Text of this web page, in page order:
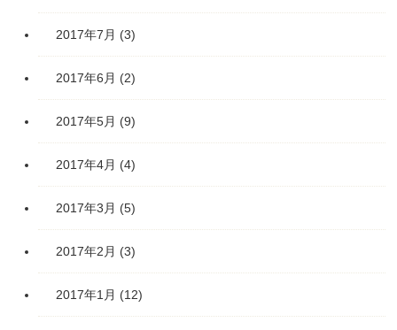
2017年7月 (3)
2017年6月 (2)
2017年5月 (9)
2017年4月 (4)
2017年3月 (5)
2017年2月 (3)
2017年1月 (12)